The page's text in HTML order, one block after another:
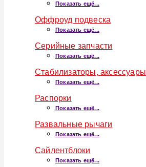
Показать ещё...
Оффроуд подвеска
Показать ещё...
Серийные запчасти
Показать ещё...
Стабилизаторы, аксессуары
Показать ещё...
Распорки
Показать ещё...
Развальные рычаги
Показать ещё...
Сайлентблоки
Показать ещё...